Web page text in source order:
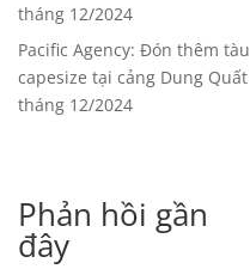
tháng 12/2024
Pacific Agency: Đón thêm tàu
capesize tại cảng Dung Quất
tháng 12/2024
Phản hồi gần
đây